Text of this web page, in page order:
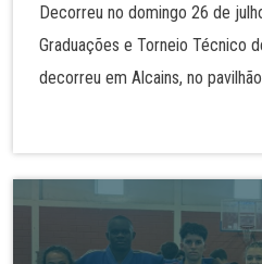
Decorreu no domingo 26 de
Graduações e Torneio Técnico
decorreu em Alcains, no
Agrupamento de Escola José
graduação e demonstraram as
solo como em pé. Mais